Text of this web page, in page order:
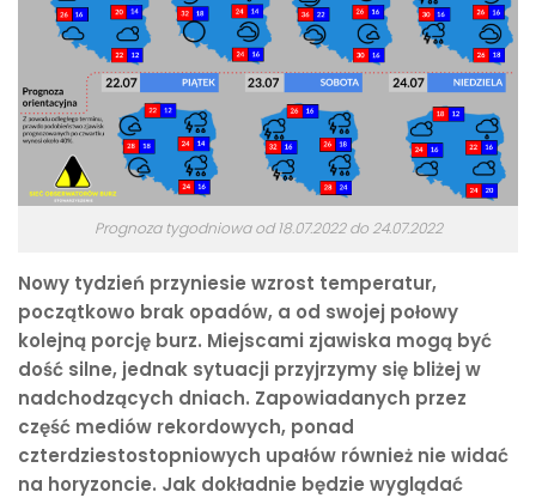
Prognoza tygodniowa od 18.07.2022 do 24.07.2022
Nowy tydzień przyniesie wzrost temperatur,
początkowo brak opadów, a od swojej połowy
kolejną porcję burz. Miejscami zjawiska mogą być
dość silne, jednak sytuacji przyjrzymy się bliżej w
nadchodzących dniach. Zapowiadanych przez
część mediów rekordowych, ponad
czterdziestostopniowych upałów również nie widać
na horyzoncie. Jak dokładnie będzie wyglądać